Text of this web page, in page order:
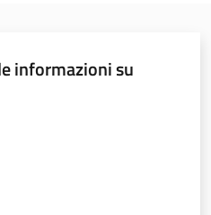
informazioni su